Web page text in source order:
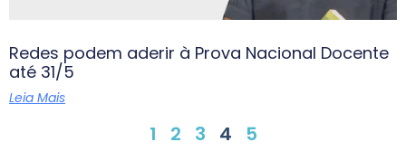
Redes podem aderir à Prova Nacional Docente
até 31/5
Leia Mais
1 2 3 4 5